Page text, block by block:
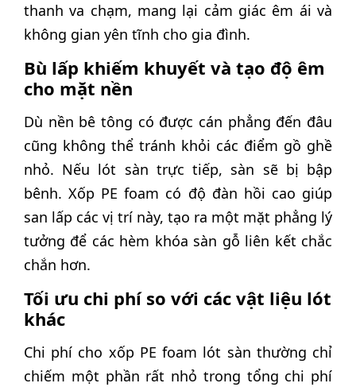
thanh va chạm, mang lại cảm giác êm ái và
không gian yên tĩnh cho gia đình.
Bù lấp khiếm khuyết và tạo độ êm
cho mặt nền
Dù nền bê tông có được cán phẳng đến đâu
cũng không thể tránh khỏi các điểm gồ ghề
nhỏ. Nếu lót sàn trực tiếp, sàn sẽ bị bập
bênh. Xốp PE foam có độ đàn hồi cao giúp
san lấp các vị trí này, tạo ra một mặt phẳng lý
tưởng để các hèm khóa sàn gỗ liên kết chắc
chắn hơn.
Tối ưu chi phí so với các vật liệu lót
khác
Chi phí cho xốp PE foam lót sàn thường chỉ
chiếm một phần rất nhỏ trong tổng chi phí